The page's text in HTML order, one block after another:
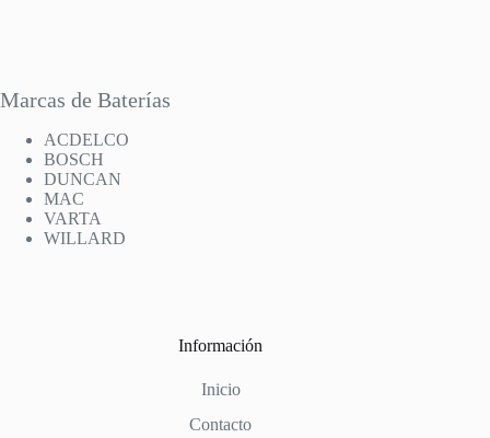
Marcas de Baterías
ACDELCO
BOSCH
DUNCAN
MAC
VARTA
WILLARD
Información
Inicio
Contacto